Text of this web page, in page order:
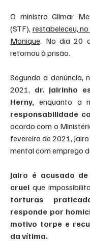
O ministro Gilmar
(STF), restabeleceu,
Monique. No dia 20
retornou à prisão.
Segundo a denúncia,
2021, dr. Jairinho
Herny, enquanto a
responsabilidade
acordo com o
fevereiro de 2021,
mental com emprego
Jairo é acusado
cruel que
torturas
responde por
motivo torpe e
da vítima.